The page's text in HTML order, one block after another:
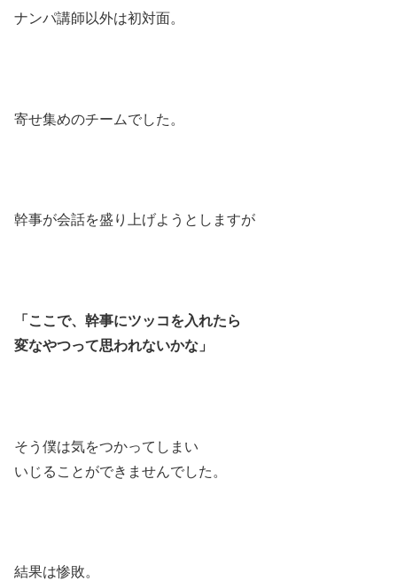
ナンパ講師以外は初対面。
寄せ集めのチームでした。
幹事が会話を盛り上げようとしますが
「ここで、幹事にツッコを入れたら
変なやつって思われないかな」
そう僕は気をつかってしまい
いじることができませんでした。
結果は惨敗。